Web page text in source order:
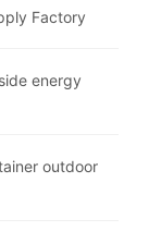
Factory
energy
outdoor